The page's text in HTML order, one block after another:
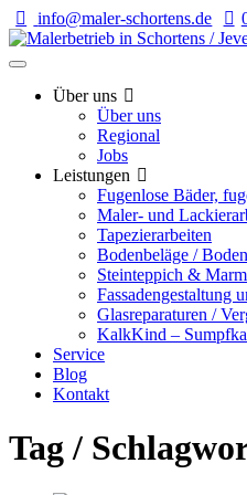
info@maler-schortens.de
Über uns
Über uns
Regional
Jobs
Leistungen
Fugenlose Bäder,
Maler- und
Tapezierarbeiten
Bodenbeläge /
Steinteppich &
Fassadengestaltung
Glasreparaturen /
KalkKind –
Service
Blog
Kontakt
Tag /